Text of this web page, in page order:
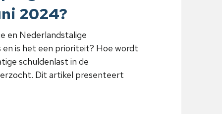
2024?
en Nederlandstalige
is het een prioriteit? Hoe wordt
schuldenlast in de
Dit artikel presenteert